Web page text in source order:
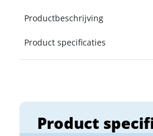
Product
Productbeschrijving
Product specificaties